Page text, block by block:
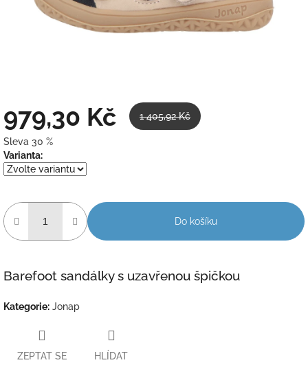
979,30 Kč 1 405,92 Kč
Sleva 30 %
Měrná
cena:
Varianta:
Do košíku
Barefoot sandálky s uzavřenou špičkou
Kategorie: Jonap
ZEPTAT SE HLÍDAT